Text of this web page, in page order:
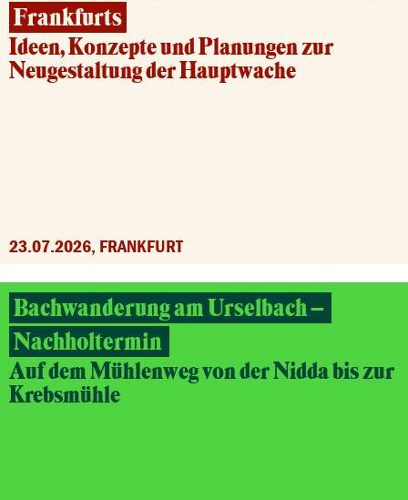
Frankfurts
Ideen, Konzepte und Planungen zur
Neugestaltung der Hauptwache
23.07.2026, FRANKFURT
Bachwanderung am Urselbach –
Nachholtermin
Auf dem Mühlenweg von der Nidda bis zur
Krebsmühle